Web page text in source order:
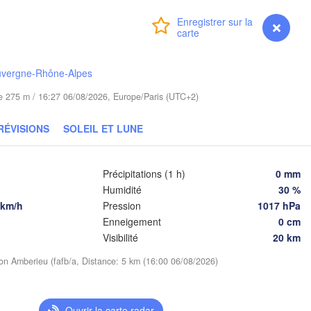
Premium myVentusky Prévisions
Rhône-Alpes
275 m / 16:27 06/08/2026, Europe/Paris (UTC+2)
SOLEIL ET LUNE
h
Précipitations (1 h)
0 mm
Humidité
30 %
Pression
1017 hPa
Enneigement
0 cm
Visibilité
20 km
Amberieu (fafb/a, Distance: 5 km (16:00 06/08/2026)
Wrocław
POLOGNE
Košice
HONGRIE
SLOVAQUIE
Івано-
(Ivano-